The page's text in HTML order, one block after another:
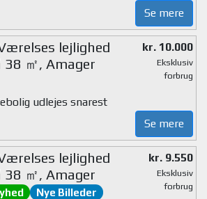
Se mere
lejlighed
38 ㎡, Amager
kr. 10.000
Eksklusiv
forbrug
udlejes snarest
Se mere
lejlighed
38 ㎡, Amager
Nye Billeder
kr. 9.550
Eksklusiv
forbrug